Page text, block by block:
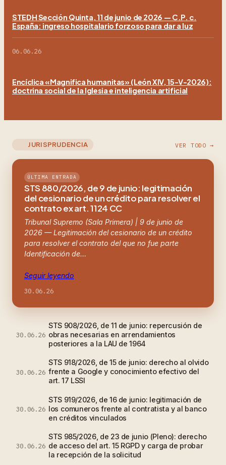
STEDH Sección Quinta, 11 de junio de 2026 — C.P. c.
España: ingreso hospitalario forzoso para dar a luz
06.06.26
Encíclica «Magnifica humanitas» (León XIV, 15-V-2026):
doctrina social de la Iglesia e inteligencia artificial
JURISPRUDENCIA VER TODO →
ÚLTIMA ENTRADA
STS 880/2026, de 9 de junio: legitimación
del cesionario de un crédito para resolver el
contrato ex art. 1124 CC
Tribunal Supremo (Sala Primera) | 9 de junio de
2026 — Legitimación del cesionario de un crédito
para resolver el contrato del que no fue parte
Identificación de…
Seguir leyendo
30.06.26
30.06.26
STS 908/2026, de 11 de junio: repercusión de
obras necesarias en arrendamientos
posteriores a la LAU de 1964
30.06.26
STS 918/2026, de 15 de junio: derecho al olvido
frente a Google y conocimiento efectivo del
art. 17 LSSI
30.06.26
STS 919/2026, de 16 de junio: legitimación de
los comuneros frente al contratista y al banco
en créditos vinculados
30.06.26
STS 985/2026, de 23 de junio (Pleno): derecho
de acceso del art. 15 RGPD y carga de probar
la recepción de la solicitud